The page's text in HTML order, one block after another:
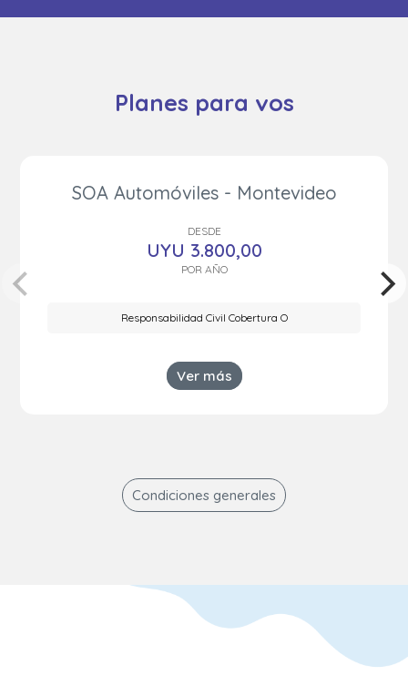
Planes para vos
SOA Automóviles - Montevideo
DESDE
UYU 3.800,00
POR AÑO
Responsabilidad Civil Cobertura O
Ver más
Condiciones generales